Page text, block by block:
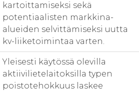
kartoittamiseksi sekä
potentiaalisten markkina-
alueiden selvittämiseksi uutta
kv-liiketoimintaa varten.
Yleisesti käytössä olevilla
aktiivilietelaitoksilla typen
poistotehokkuus laskee